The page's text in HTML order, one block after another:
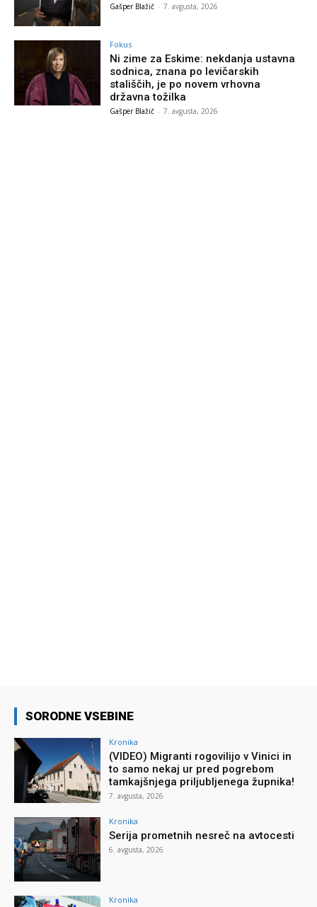
Gašper Blažič - 7. avgusta, 2026
Fokus
Ni zime za Eskime: nekdanja ustavna
sodnica, znana po levičarskih
stališčih, je po novem vrhovna
državna tožilka
Gašper Blažič - 7. avgusta, 2026
SORODNE VSEBINE
Kronika
(VIDEO) Migranti rogovilijo v Vinici in
to samo nekaj ur pred pogrebom
tamkajšnjega priljubljenega župnika!
7. avgusta, 2026
Kronika
Serija prometnih nesreč na avtocesti
6. avgusta, 2026
Kronika